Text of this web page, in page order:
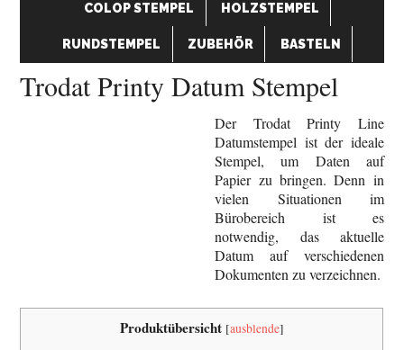
COLOP STEMPEL HOLZSTEMPEL
RUNDSTEMPEL ZUBEHÖR BASTELN
Trodat Printy Datum Stempel
Der Trodat Printy Line
Datumstempel ist der ideale
Stempel, um Daten auf
Papier zu bringen. Denn in
vielen Situationen im
Bürobereich ist es
notwendig, das aktuelle
Datum auf verschiedenen
Dokumenten zu verzeichnen.
Produktübersicht [ausblende]